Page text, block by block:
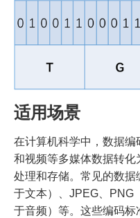
适用场景
在计算机科学中，数据
和视频等多媒体数据转
处理和存储。常见的数据
于文本）、JPEG、PNG
于音频）等。这些编码标